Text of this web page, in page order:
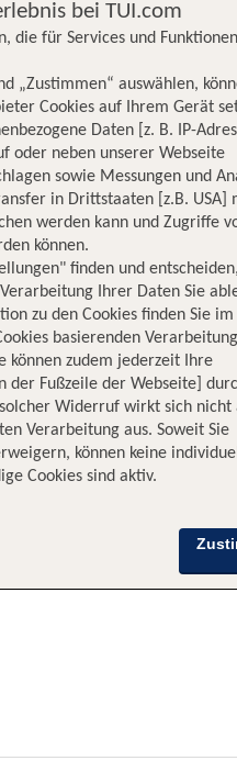
Lage Bewertungen
bei TUI.com
die für Services und
„Zustimmen“ auswählen,
Cookies auf Ihrem Gerät
Daten [z. B. IP-
oder neben unserer Webseite
sowie Messungen und
in Drittstaaten [z.B. USA]
werden kann und Zugriffe
können.
finden und
Ihrer Daten Sie
zu den Cookies finden Sie im
basierenden
können zudem jederzeit Ihre
der Fußzeile der Webseite]
Widerruf wirkt sich nicht
Verarbeitung aus. Soweit Sie
können keine
Cookies sind aktiv.